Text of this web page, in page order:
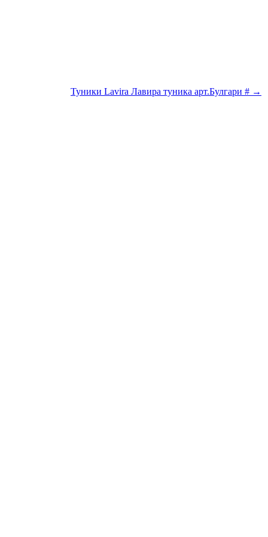
Туники Lavira Лавира туника арт.Булгари # →